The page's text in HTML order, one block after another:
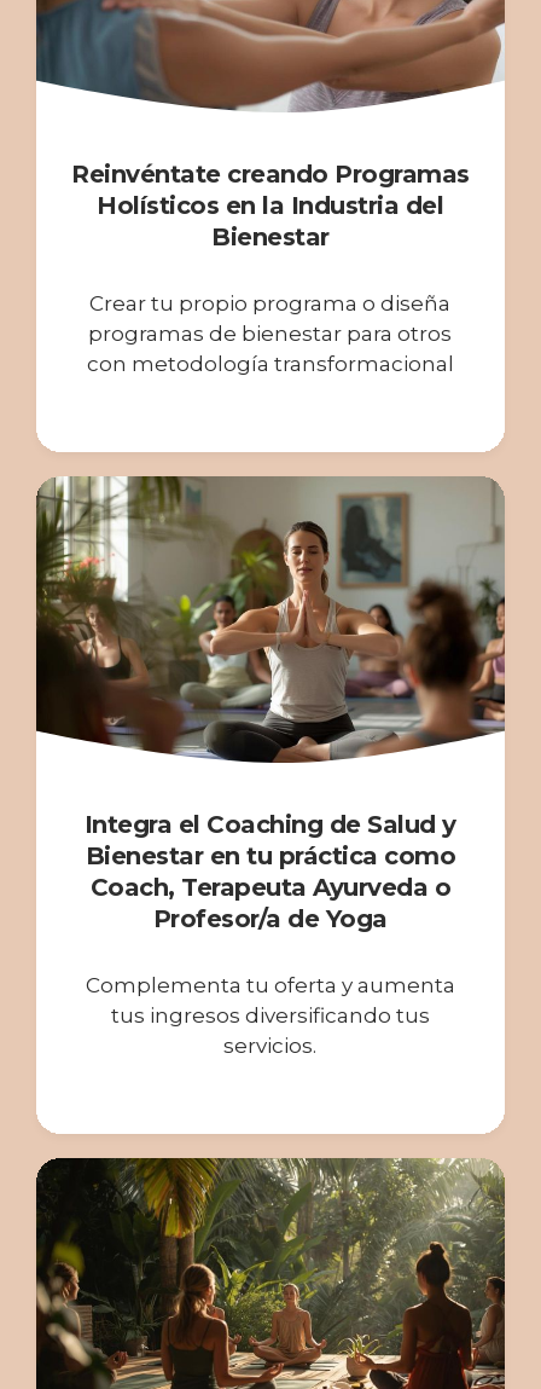
Reinvéntate creando Programas
Holísticos en la Industria del
Bienestar
Crear tu propio programa o diseña
programas de bienestar para otros
con metodología transformacional
Integra el Coaching de Salud y
Bienestar en tu práctica como
Coach, Terapeuta Ayurveda o
Profesor/a de Yoga
Complementa tu oferta y aumenta
tus ingresos diversificando tus
servicios.